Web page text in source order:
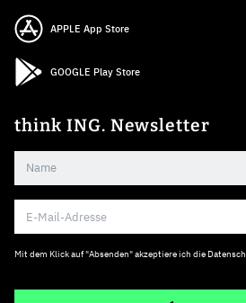
APPLE App Store
GOOGLE Play Store
think ING. Newsletter
Mit dem Klick auf "Absenden" akzeptiere ich die